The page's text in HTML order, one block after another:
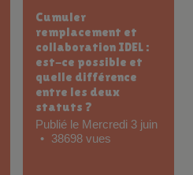
Les 10 situations
galères en
remplacement IDEL
et comment réagir
(patients, médecins,
ordonnances,
transmissions)
Publié le Mercredi 20
mai
259 vues